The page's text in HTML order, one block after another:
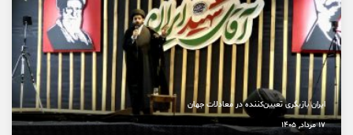
نخستین بیمارستان چشم‌پزشکی سمنان در مسیر بهره‌برداری
8 مرداد, 1405
ایران بازیگری تعیین‌کننده در معادلات جهان
17 مرداد, 1405